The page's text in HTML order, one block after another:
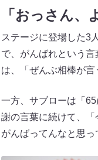
「おっさん
ステージに登場した3
で、がんばれという
は、「ぜんぶ相棒が
一方、サブローは「
謝の言葉に続けて、
がんばってんなと思